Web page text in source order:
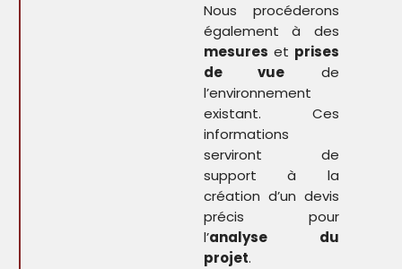
Nous procéderons
également à des
mesures et prises
de vue de
l’environnement
existant. Ces
informations
serviront de
support à la
création d’un devis
précis pour
l’analyse du
projet.